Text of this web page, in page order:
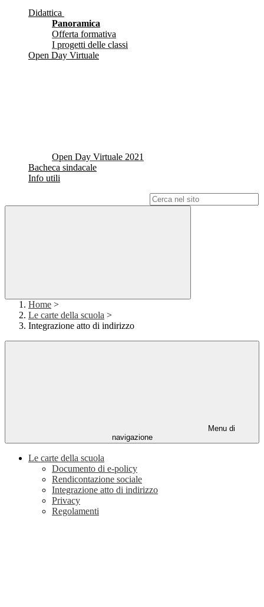
Didattica
Panoramica
Offerta formativa
I progetti delle classi
Open Day Virtuale
Open Day Virtuale 2021
Bacheca sindacale
Info utili
Home >
Le carte della scuola >
Integrazione atto di indirizzo
Menu di
navigazione
Le carte della scuola
Documento di e-policy
Rendicontazione sociale
Integrazione atto di indirizzo
Privacy
Regolamenti